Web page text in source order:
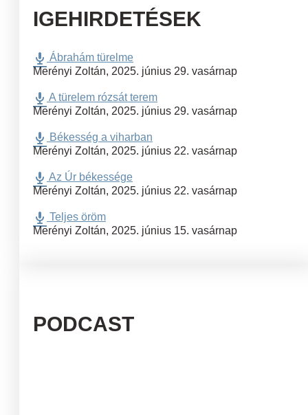
IGEHIRDETÉSEK
Ábrahám türelme
Merényi Zoltán, 2025. június 29. vasárnap
A türelem rózsát terem
Merényi Zoltán, 2025. június 29. vasárnap
Békesség a viharban
Merényi Zoltán, 2025. június 22. vasárnap
Az Úr békessége
Merényi Zoltán, 2025. június 22. vasárnap
Teljes öröm
Merényi Zoltán, 2025. június 15. vasárnap
PODCAST